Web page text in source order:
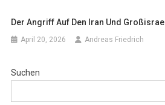
Der Angriff Auf Den Iran Und Großisrael
April 20, 2026 Andreas Friedrich
Suchen